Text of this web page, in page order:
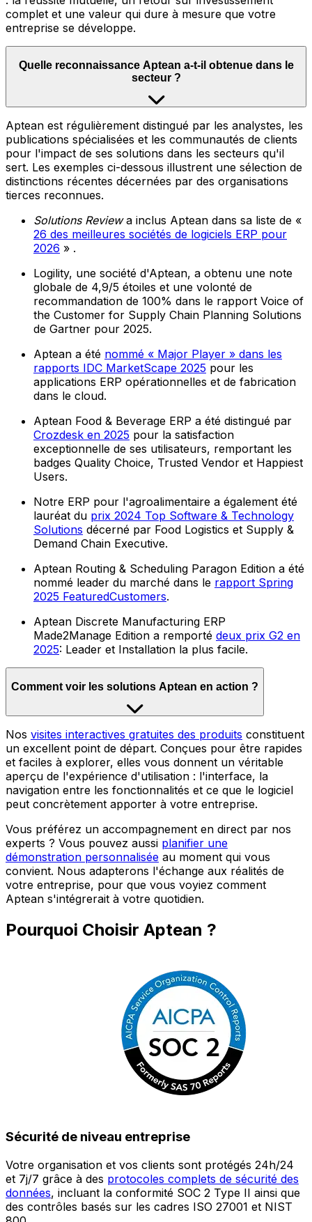
complet et une valeur qui dure à mesure que votre
entreprise se développe.
Quelle reconnaissance Aptean a-t-il obtenue dans le
secteur ?
Aptean est régulièrement distingué par les analystes, les
publications spécialisées et les communautés de clients
pour l'impact de ses solutions dans les secteurs qu'il
sert. Les exemples ci-dessous illustrent une sélection de
distinctions récentes décernées par des organisations
tierces reconnues.
Solutions Reviewa inclus Aptean dans sa liste de «
26 des meilleures sociétés de logiciels ERP pour
2026 » .
Logility, une société d'Aptean, a obtenu une note
globale de 4,9/5 étoiles et une volonté de
recommandation de 100% dans le rapport Voice of
the Customer for Supply Chain Planning Solutions
de Gartner pour 2025.
Aptean a été nommé « Major Player » dans les
rapports IDC MarketScape 2025 pour les
applications ERP opérationnelles et de fabrication
dans le cloud.
Aptean Food & Beverage ERP a été distingué par
Crozdesk en 2025 pour la satisfaction
exceptionnelle de ses utilisateurs, remportant les
badges Quality Choice, Trusted Vendor et Happiest
Users.
Notre ERP pour l'agroalimentaire a également été
lauréat du prix 2024 Top Software & Technology
Solutions décerné par Food Logistics et Supply &
Demand Chain Executive.
Aptean Routing & Scheduling Paragon Edition a été
nommé leader du marché dans le rapport Spring
2025 FeaturedCustomers.
Aptean Discrete Manufacturing ERP
Made2Manage Edition a remporté deux prix G2 en
2025: Leader et Installation la plus facile.
Comment voir les solutions Aptean en action ?
Nos visites interactives gratuites des produits constituent
un excellent point de départ. Conçues pour être rapides
et faciles à explorer, elles vous donnent un véritable
aperçu de l'expérience d'utilisation : l'interface, la
navigation entre les fonctionnalités et ce que le logiciel
peut concrètement apporter à votre entreprise.
Vous préférez un accompagnement en direct par nos
experts ? Vous pouvez aussi planifier une
démonstration personnalisée au moment qui vous
convient. Nous adapterons l'échange aux réalités de
votre entreprise, pour que vous voyiez comment
Aptean s'intégrerait à votre quotidien.
Pourquoi Choisir Aptean ?
Sécurité de niveau entreprise
Votre organisation et vos clients sont protégés 24h/24
et 7j/7 grâce à des protocoles complets de sécurité des
données, incluant la conformité SOC 2 Type II ainsi que
des contrôles basés sur les cadres ISO 27001 et NIST